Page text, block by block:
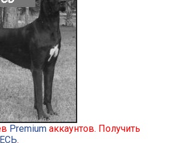
Premium аккаунтов. Получить
.